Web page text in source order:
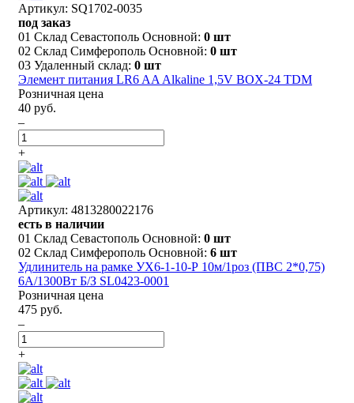
Артикул: SQ1702-0035
под заказ
01 Склад Севастополь Основной: 0 шт
02 Склад Симферополь Основной: 0 шт
03 Удаленный склад: 0 шт
Элемент питания LR6 AA Alkaline 1,5V BOX-24 TDM
Розничная цена
40 руб.
–
+
Артикул: 4813280022176
есть в наличии
01 Склад Севастополь Основной: 0 шт
02 Склад Симферополь Основной: 6 шт
Удлинитель на рамке УХ6-1-10-Р 10м/1роз (ПВС 2*0,75)
6А/1300Вт Б/З SL0423-0001
Розничная цена
475 руб.
–
+